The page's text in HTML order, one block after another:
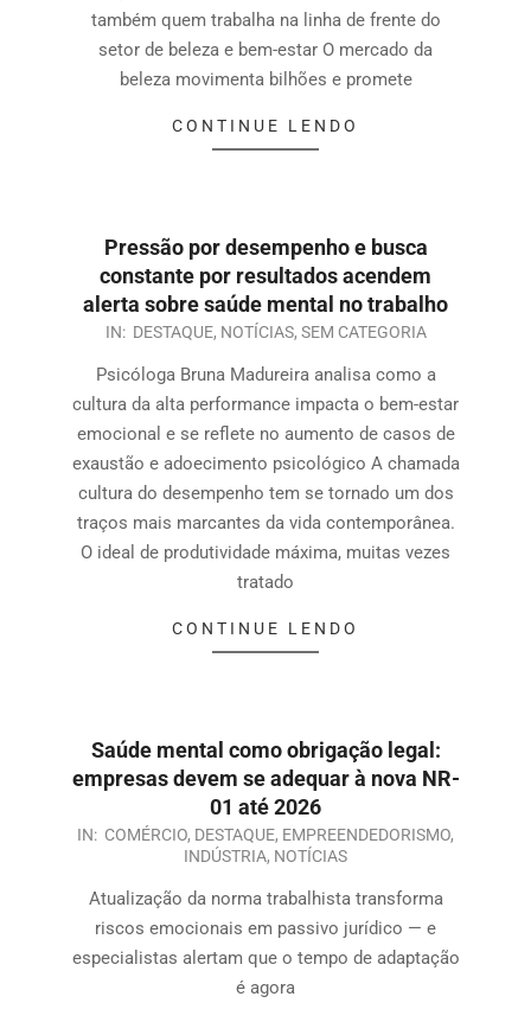
também quem trabalha na linha de frente do
setor de beleza e bem-estar O mercado da
beleza movimenta bilhões e promete
CONTINUE LENDO
Pressão por desempenho e busca
constante por resultados acendem
alerta sobre saúde mental no trabalho
IN: DESTAQUE, NOTÍCIAS, SEM CATEGORIA
Psicóloga Bruna Madureira analisa como a
cultura da alta performance impacta o bem-estar
emocional e se reflete no aumento de casos de
exaustão e adoecimento psicológico A chamada
cultura do desempenho tem se tornado um dos
traços mais marcantes da vida contemporânea.
O ideal de produtividade máxima, muitas vezes
tratado
CONTINUE LENDO
Saúde mental como obrigação legal:
empresas devem se adequar à nova NR-
01 até 2026
IN: COMÉRCIO, DESTAQUE, EMPREENDEDORISMO,
INDÚSTRIA, NOTÍCIAS
Atualização da norma trabalhista transforma
riscos emocionais em passivo jurídico — e
especialistas alertam que o tempo de adaptação
é agora